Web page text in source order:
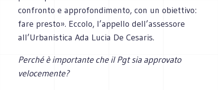
confronto e approfondimento, con un obiettivo:
fare presto». Eccolo, l’appello dell’assessore
all’Urbanistica Ada Lucia De Cesaris.
Perché è importante che il Pgt sia approvato
velocemente?